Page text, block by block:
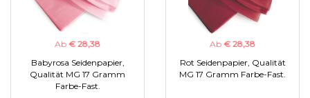
Ab € 28,38
Babyrosa Seidenpapier,
Qualität MG 17 Gramm
Farbe-Fast.
Ab € 28,38
Rot Seidenpapier, Qualität
MG 17 Gramm Farbe-Fast.